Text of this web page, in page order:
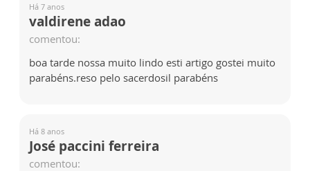
Há 7 anos
valdirene adao
comentou:
boa tarde nossa muito lindo esti artigo gostei muito
parabéns.reso pelo sacerdosil parabéns
Há 8 anos
José paccini ferreira
comentou: